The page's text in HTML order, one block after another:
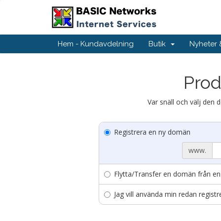
Hem - Kundavdelning Butik Nyheter
Var snäll och välj den
Registrera en ny domän
www.
Flytta/Transfer en domän från
Jag vill använda min redan